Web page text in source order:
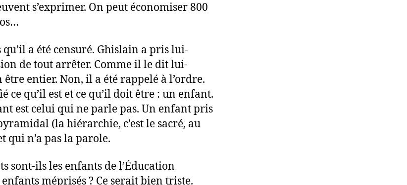
s’exprimer. On peut économiser 800
qu’il a été censuré. Ghislain a pris lui-
de tout arrêter. Comme il le dit lui-
être entier. Non, il a été rappelé à l’ordre.
ce qu’il est et ce qu’il doit être : un enfant.
est celui qui ne parle pas. Un enfant pris
(la hiérarchie, c’est le sacré, au
qui n’a pas la parole.
sont-ils les enfants de l’Éducation
méprisés ? Ce serait bien triste.